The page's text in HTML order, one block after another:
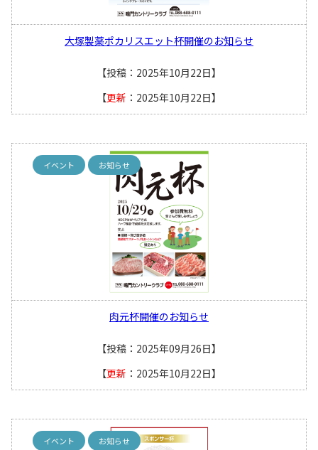
大塚製薬ポカリスエット杯開催のお知らせ
【投稿：2025年10月22日】
【更新 ：2025年10月22日】
イベント お知らせ
肉元杯開催のお知らせ
【投稿：2025年09月26日】
【更新 ：2025年10月22日】
イベント お知らせ